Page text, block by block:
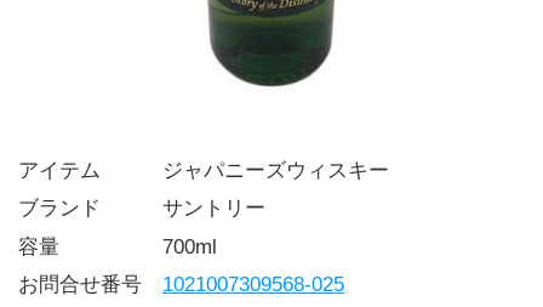
アイテム   ジャパニーズウィスキー
ブランド   サントリー
容量     700ml
お問合せ番号 1021007309568-025